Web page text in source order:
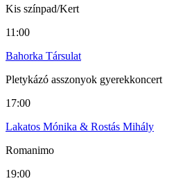
Kis színpad/Kert
11:00
Bahorka Társulat
Pletykázó asszonyok gyerekkoncert
17:00
Lakatos Mónika & Rostás Mihály
Romanimo
19:00